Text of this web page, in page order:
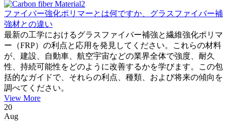
ファイバー強化ポリマーとは何ですか、グラスファイバー補
強材との違い
最新の工学におけるグラスファイバー補強と繊維強化ポリマ
ー（FRP）の利点と応用を発見してください。これらの材料
が、建設、自動車、航空宇宙などの業界全体で強度、耐久
性、持続可能性をどのように改善するかを学びます。この包
括的なガイドで、それらの利点、種類、および将来の傾向を
調べてください。
View More
20
Aug